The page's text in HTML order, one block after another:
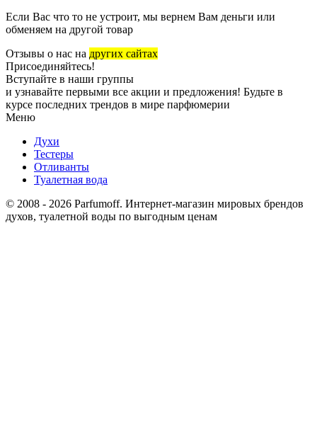
Если Вас что то не устроит, мы вернем Вам деньги или
обменяем на другой товар
Отзывы о нас на других сайтах
Присоединяйтесь!
Вступайте в наши группы
и узнавайте первыми все акции и предложения! Будьте в
курсе последних трендов в мире парфюмерии
Меню
Духи
Тестеры
Отливанты
Туалетная вода
© 2008 - 2026 Parfumoff. Интернет-магазин мировых брендов
духов, туалетной воды по выгодным ценам